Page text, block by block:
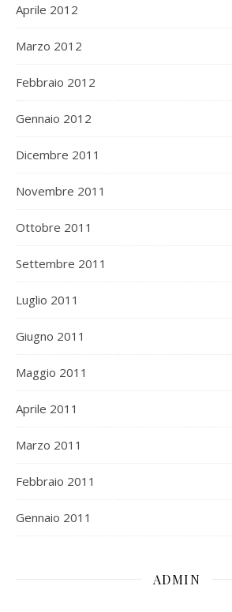
Aprile 2012
Marzo 2012
Febbraio 2012
Gennaio 2012
Dicembre 2011
Novembre 2011
Ottobre 2011
Settembre 2011
Luglio 2011
Giugno 2011
Maggio 2011
Aprile 2011
Marzo 2011
Febbraio 2011
Gennaio 2011
ADMIN